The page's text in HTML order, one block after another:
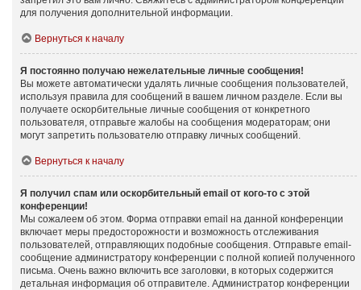
для получения дополнительной информации.
Вернуться к началу
Я постоянно получаю нежелательные личные сообщения!
Вы можете автоматически удалять личные сообщения пользователей,
используя правила для сообщений в вашем личном разделе. Если вы
получаете оскорбительные личные сообщения от конкретного
пользователя, отправьте жалобы на сообщения модераторам; они
могут запретить пользователю отправку личных сообщений.
Вернуться к началу
Я получил спам или оскорбительный email от кого-то с этой
конференции!
Мы сожалеем об этом. Форма отправки email на данной конференции
включает меры предосторожности и возможность отслеживания
пользователей, отправляющих подобные сообщения. Отправьте email-
сообщение администратору конференции с полной копией полученного
письма. Очень важно включить все заголовки, в которых содержится
детальная информация об отправителе. Администратор конференции